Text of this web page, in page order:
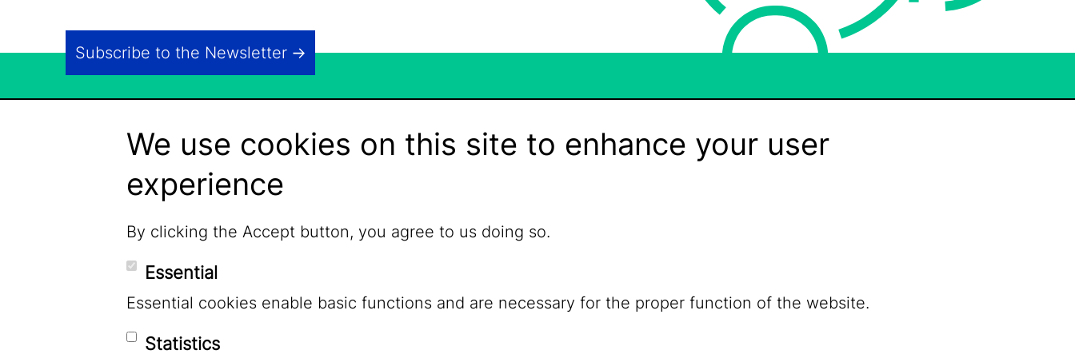
Subscribe to the Newsletter
We use cookies on this site to enhance your user
experience
By clicking the Accept button, you agree to us doing so.
Essential
Essential cookies enable basic functions and are necessary for the proper function of the website.
Statistics